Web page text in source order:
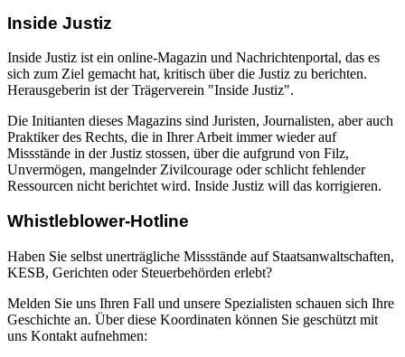
Inside Justiz
Inside Justiz ist ein online-Magazin und Nachrichtenportal, das es
sich zum Ziel gemacht hat, kritisch über die Justiz zu berichten.
Herausgeberin ist der Trägerverein "Inside Justiz".
Die Initianten dieses Magazins sind Juristen, Journalisten, aber auch
Praktiker des Rechts, die in Ihrer Arbeit immer wieder auf
Missstände in der Justiz stossen, über die aufgrund von Filz,
Unvermögen, mangelnder Zivilcourage oder schlicht fehlender
Ressourcen nicht berichtet wird. Inside Justiz will das korrigieren.
Whistleblower-Hotline
Haben Sie selbst unerträgliche Missstände auf Staatsanwaltschaften,
KESB, Gerichten oder Steuerbehörden erlebt?
Melden Sie uns Ihren Fall und unsere Spezialisten schauen sich Ihre
Geschichte an. Über diese Koordinaten können Sie geschützt mit
uns Kontakt aufnehmen: